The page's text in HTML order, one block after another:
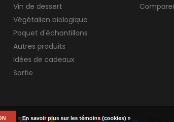
Vin de dessert
Végétalien biologique
Paquet d'échantillons
Autres produits
Idées de cadeaux
Sortie
En savoir plus sur les témoins (cookies) »